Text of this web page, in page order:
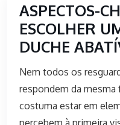
ASPECTOS-
ESCOLHER
DUCHE
Nem todos os
respondem da mesma
costuma estar em
percebem à primeira